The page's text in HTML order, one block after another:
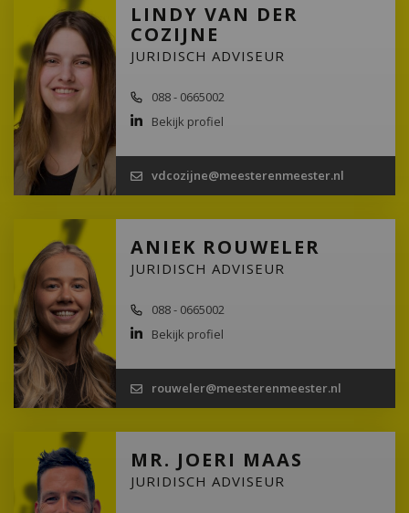
LINDY VAN DER
COZIJNE
JURIDISCH ADVISEUR
088 - 0665002
Bekijk profiel
vdcozijne@meesterenmeester.nl
ANIEK ROUWELER
JURIDISCH ADVISEUR
088 - 0665002
Bekijk profiel
rouweler@meesterenmeester.nl
MR. JOERI MAAS
JURIDISCH ADVISEUR